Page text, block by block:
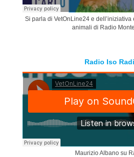
Si parla di VetOnLine24 e
animali di Radio
Radio Iso
Maurizio Albano su